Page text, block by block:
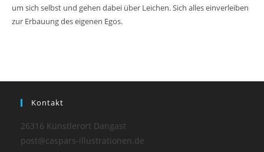
um sich selbst und gehen dabei über Leichen. Sich alles einverleiben
zur Erbauung des eigenen Egos.
Kontakt
26316 Künstlerort Dangast
post@caspars-illustrationen.de